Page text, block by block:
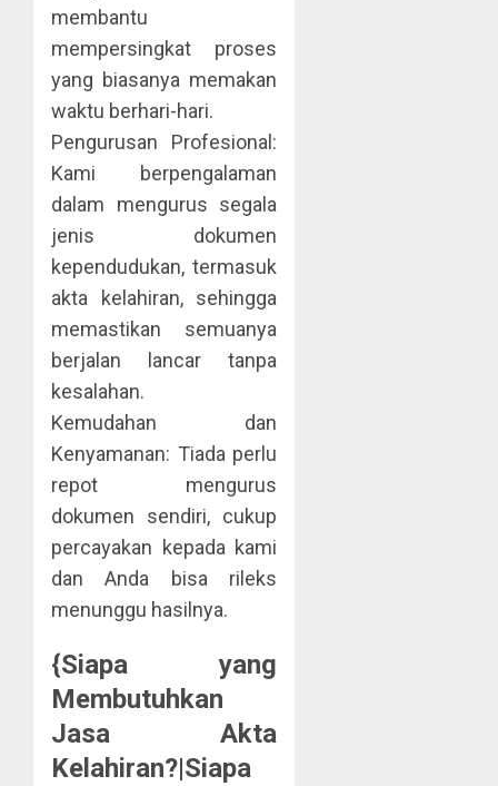
membantu
mempersingkat proses
yang biasanya memakan
waktu berhari-hari.
Pengurusan Profesional:
Kami berpengalaman
dalam mengurus segala
jenis dokumen
kependudukan, termasuk
akta kelahiran, sehingga
memastikan semuanya
berjalan lancar tanpa
kesalahan.
Kemudahan dan
Kenyamanan: Tiada perlu
repot mengurus
dokumen sendiri, cukup
percayakan kepada kami
dan Anda bisa rileks
menunggu hasilnya.
{Siapa yang
Membutuhkan
Jasa Akta
Kelahiran?|Siapa